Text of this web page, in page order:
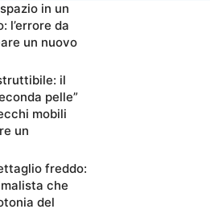
in un
l’errore da
un nuovo
il
pelle”
mobili
un
freddo:
che
del